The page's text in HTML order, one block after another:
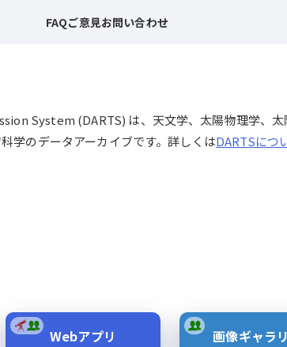
FAQご意見お問い合わせ
System (DARTS) は、天文学、太陽物理学、
学のデータアーカイブです。詳しくはDARTSにつ
Webアプリ 画像ギャラ